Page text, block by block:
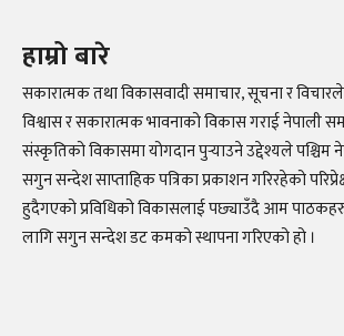
हाम्रो बारे
सकारात्मक तथा विकासवादी समाचार, सूचना र
विश्वास र सकारात्मक भावनाको विकास गराई नेपाली
संस्कृतिको विकासमा योगदान पुर्‍याउने उद्देश्यले
सगुन सन्देश साप्ताहिक पत्रिका प्रकाशन गरिरहेको
हुदैगएको प्रविधिको विकासलाई पछ्याउँदै आम
लागि सगुन सन्देश डट कमको स्थापना गरिएको हो ।